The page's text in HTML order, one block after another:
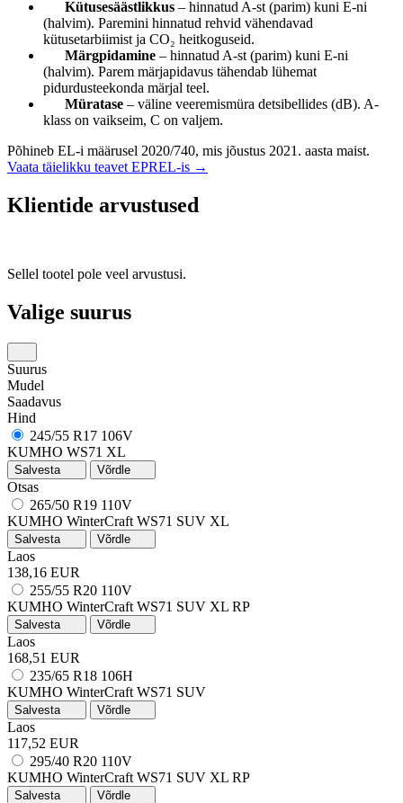
Kütusesäästlikkus – hinnatud A-st (parim) kuni E-ni
(halvim). Paremini hinnatud rehvid vähendavad
kütusetarbiimist ja CO₂ heitkoguseid.
Märgpidamine – hinnatud A-st (parim) kuni E-ni
(halvim). Parem märjapidavus tähendab lühemat
pidurdusteekonda märjal teel.
Müratase – väline veeremismüra detsibellides (dB). A-
klass on vaikseim, C on valjem.
Põhineb EL-i määrusel 2020/740, mis jõustus 2021. aasta maist.
Vaata täielikku teavet EPREL-is →
Klientide arvustused
Sellel tootel pole veel arvustusi.
Valige suurus
Suurus
Mudel
Saadavus
Hind
245/55 R17 106V
KUMHO WS71 XL
Salvesta Võrdle
Otsas
265/50 R19 110V
KUMHO WinterCraft WS71 SUV XL
Salvesta Võrdle
Laos
138,16 EUR
255/55 R20 110V
KUMHO WinterCraft WS71 SUV XL RP
Salvesta Võrdle
Laos
168,51 EUR
235/65 R18 106H
KUMHO WinterCraft WS71 SUV
Salvesta Võrdle
Laos
117,52 EUR
295/40 R20 110V
KUMHO WinterCraft WS71 SUV XL RP
Salvesta Võrdle